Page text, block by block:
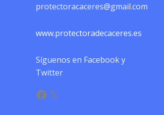
protectoracaceres@gmail.com
www.protectoradecaceres.es
Síguenos en Facebook y
Twitter
Facebook
X